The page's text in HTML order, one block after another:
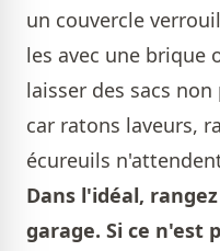
un couvercle
les avec une brique
laisser des sacs
car ratons laveurs,
écureuils
Dans l'idéal,
garage. Si ce n'est